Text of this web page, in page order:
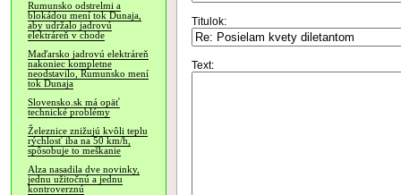
Rumunsko odstrelmi a
blokádou mení tok Dunaja,
aby udržalo jadrovú
elektráreň v chode
Maďarsko jadrovú elektráreň
nakoniec kompletne
neodstavilo, Rumunsko mení
tok Dunaja
Slovensko.sk má opäť
technické problémy
Železnice znižujú kvôli teplu
rýchlosť iba na 50 km/h,
spôsobuje to meškanie
Alza nasadila dve novinky,
jednu užitočnú a jednu
kontroverznú
Titulok:
Text: